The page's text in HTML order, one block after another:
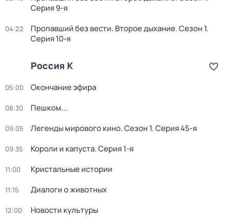
Серия 9-я
04:22 Пропавший без вести. Второе дыхание. Сезон 1.
Серия 10-я
Россия К
05:00 Окончание эфира
08:30 Пешком...
09:05 Легенды мирового кино. Сезон 1. Серия 45-я
09:35 Короли и капуста. Серия 1-я
11:00 Кристальные истории
11:15 Диалоги о животных
12:00 Новости культуры